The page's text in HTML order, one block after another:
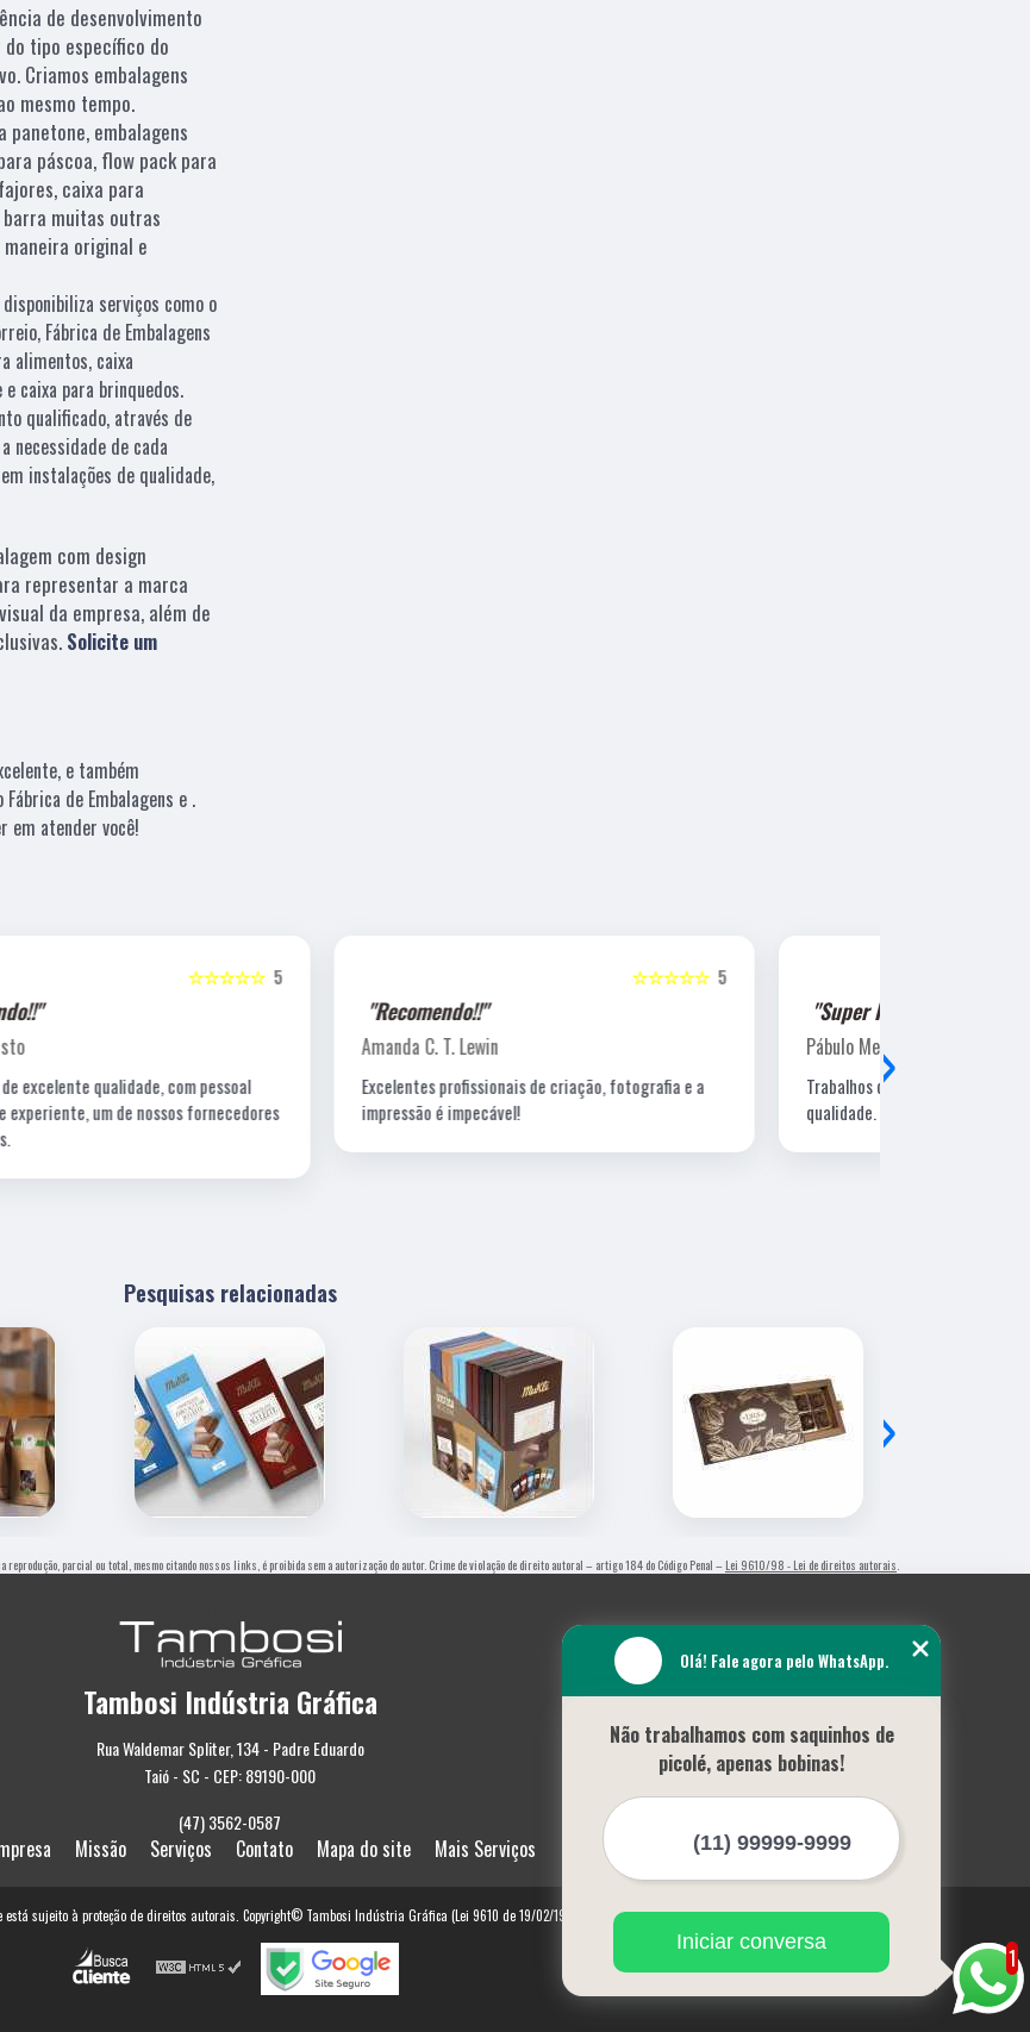
de desenvolvimento
tipo específico do
Criamos embalagens
mesmo tempo.
panetone, embalagens
páscoa, flow pack para
caixa para
muitas outras
original e
serviços como o
Fábrica de Embalagens
alimentos, caixa
caixa para brinquedos.
qualificado, através de
necessidade de cada
instalações de qualidade,
com design
representar a marca
da empresa, além de
Solicite um
e também
de Embalagens e .
em atender você!
Excelentes profissionais de criação, fotografia e a
impressão é impecável!
Pábulo Menegazzi
Trabalhos de arte e impressão de excelente
qualidade.
›
Pesquisas relacionadas
›
reprodução, parcial ou total, mesmo citando nossos links, é proibida sem a autorização do autor. Crime de violação de direito autoral – artigo 184 do Código Penal –Lei 9610/98 - Lei de direitos autorais
Tambosi Indústria Gráfica
Rua Waldemar Spliter, 134 - Padre Eduardo
Taió - SC - CEP: 89190-000
(47) 3562-0587
Missão Serviços Contato Mapa do site Mais Serviços
sujeito à proteção de direitos autorais. Copyright© Tambosi Indústria Gráfica (Lei 9610 de 19/02/1998)
1
Olá! Fale agora pelo WhatsApp.
Não trabalhamos com saquinhos de
picolé, apenas bobinas!
Iniciar conversa